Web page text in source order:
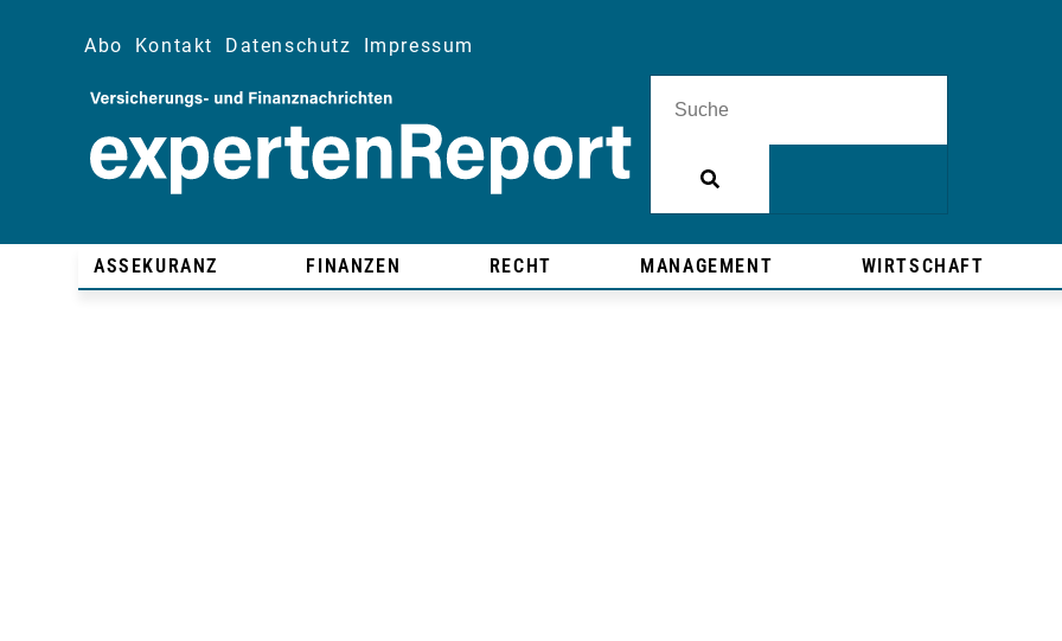
Abo Kontakt Datenschutz Impressum
ASSEKURANZ FINANZEN RECHT MANAGEMENT WIRTSCHAFT